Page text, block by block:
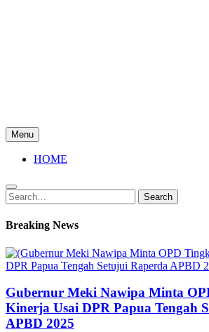
Menu
HOME
Search
for:
Search
Breaking News
Gubernur Meki Nawipa Minta
Kinerja Usai DPR Papua Tengah
APBD 2025